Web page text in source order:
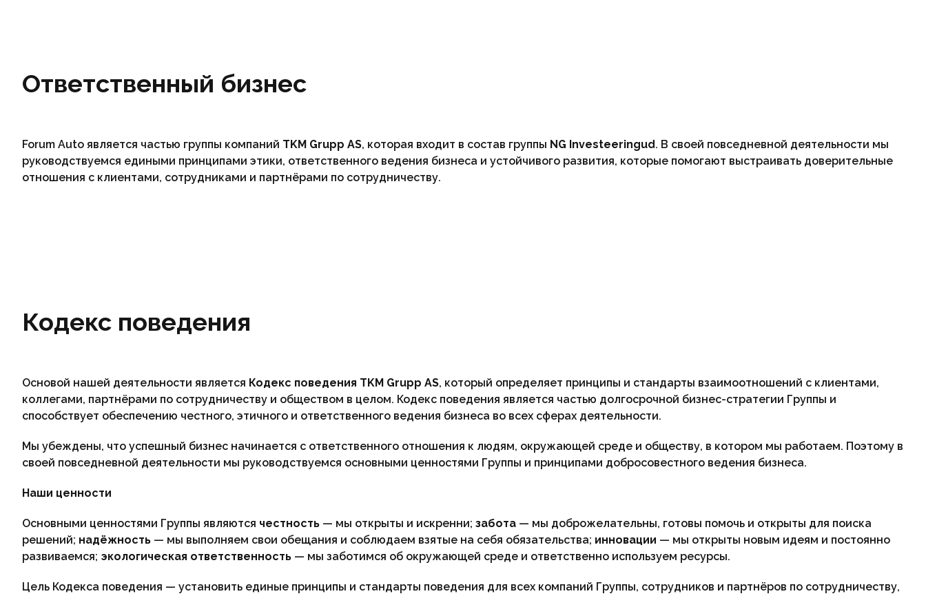
Ответственный бизнес
Forum Auto является частью группы компаний TKM Grupp AS, которая входит в состав группы NG Investeeringud. В своей повседневной деятельности мы
руководствуемся едиными принципами этики, ответственного ведения бизнеса и устойчивого развития, которые помогают выстраивать доверительные
отношения с клиентами, сотрудниками и партнёрами по сотрудничеству.
Кодекс поведения
Основой нашей деятельности является Кодекс поведения TKM Grupp AS, который определяет принципы и стандарты взаимоотношений с клиентами,
коллегами, партнёрами по сотрудничеству и обществом в целом. Кодекс поведения является частью долгосрочной бизнес-стратегии Группы и
способствует обеспечению честного, этичного и ответственного ведения бизнеса во всех сферах деятельности.
Мы убеждены, что успешный бизнес начинается с ответственного отношения к людям, окружающей среде и обществу, в котором мы работаем. Поэтому в
своей повседневной деятельности мы руководствуемся основными ценностями Группы и принципами добросовестного ведения бизнеса.
Наши ценности
Основными ценностями Группы являются честность — мы открыты и искренни; забота — мы доброжелательны, готовы помочь и открыты для поиска
решений; надёжность — мы выполняем свои обещания и соблюдаем взятые на себя обязательства; инновации — мы открыты новым идеям и постоянно
развиваемся; экологическая ответственность — мы заботимся об окружающей среде и ответственно используем ресурсы.
Цель Кодекса поведения — установить единые принципы и стандарты поведения для всех компаний Группы, сотрудников и партнёров по сотрудничеству,